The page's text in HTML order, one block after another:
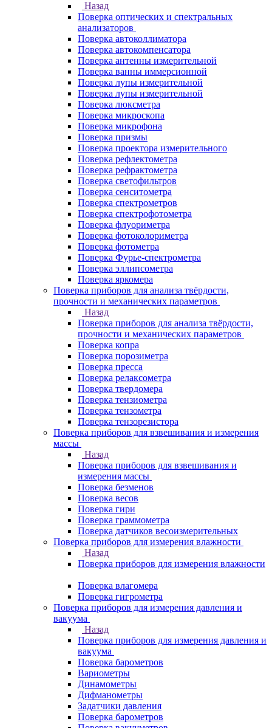
Назад
Поверка оптических и спектральных
анализаторов
Поверка автоколлиматора
Поверка автокомпенсатора
Поверка антенны измерительной
Поверка ванны иммерсионной
Поверка лупы измерительной
Поверка лупы измерительной
Поверка люксметра
Поверка микроскопа
Поверка микрофона
Поверка призмы
Поверка проектора измерительного
Поверка рефлектометра
Поверка рефрактометра
Поверка светофильтров
Поверка сенситометра
Поверка спектрометров
Поверка спектрофотометра
Поверка флуориметра
Поверка фотоколориметра
Поверка фотометра
Поверка Фурье-спектрометра
Поверка эллипсометра
Поверка яркомера
Поверка приборов для анализа твёрдости,
прочности и механических параметров
Назад
Поверка приборов для анализа твёрдости,
прочности и механических параметров
Поверка копра
Поверка порозиметра
Поверка пресса
Поверка релаксометра
Поверка твердомера
Поверка тензиометра
Поверка тензометра
Поверка тензорезистора
Поверка приборов для взвешивания и измерения
массы
Назад
Поверка приборов для взвешивания и
измерения массы
Поверка безменов
Поверка весов
Поверка гири
Поверка граммометра
Поверка датчиков весоизмерительных
Поверка приборов для измерения влажности
Назад
Поверка приборов для измерения влажности
Поверка влагомера
Поверка гигрометра
Поверка приборов для измерения давления и
вакуума
Назад
Поверка приборов для измерения давления и
вакуума
Поверка барометров
Вариометры
Динамометры
Дифманометры
Задатчики давления
Поверка барометров